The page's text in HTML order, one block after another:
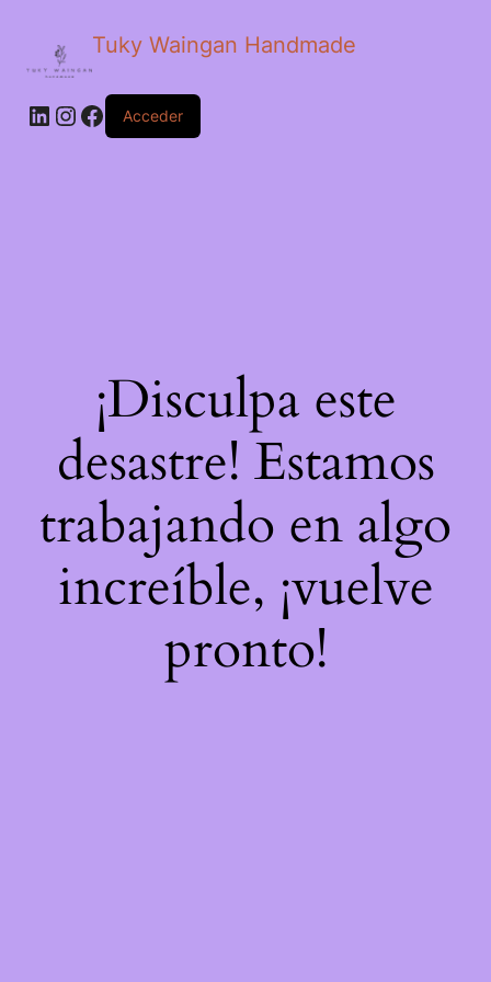
Tuky Waingan Handmade
LinkedIn
Instagram
Facebook
Acceder
¡Disculpa este
desastre! Estamos
trabajando en algo
increíble, ¡vuelve
pronto!